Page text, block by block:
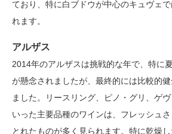
ており、特に白ブドウが中心のキュヴェ
れます。
アルザス
2014年のアルザスは挑戦的な年で、特に
が懸念されましたが、最終的には比較的
ました。リースリング、ピノ・グリ、ゲ
いった主要品種のワインは、フレッシュ
とれたものが多く見られます。特に乾燥